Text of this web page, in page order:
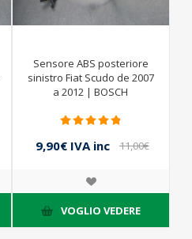
Sensore ABS posteriore
sinistro Fiat Scudo de 2007
a 2012 | BOSCH
9,90€ IVA inc
11,00€
VOGLIO VEDERE